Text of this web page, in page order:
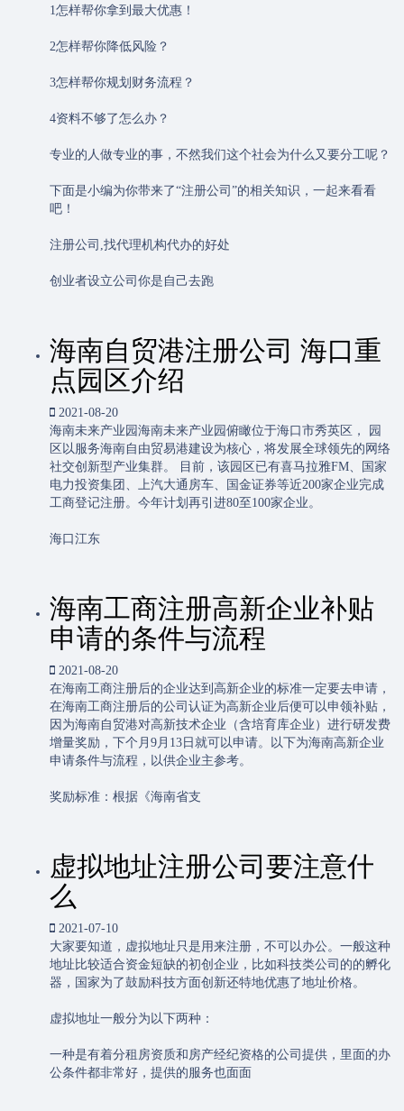
1怎样帮你拿到最大优惠！
2怎样帮你降低风险？
3怎样帮你规划财务流程？
4资料不够了怎么办？
专业的人做专业的事，不然我们这个社会为什么又要分工呢？
下面是小编为你带来了“注册公司”的相关知识，一起来看看
吧！
注册公司,找代理机构代办的好处
创业者设立公司你是自己去跑
海南自贸港注册公司 海口重
点园区介绍
2021-08-20
海南未来产业园海南未来产业园俯瞰位于海口市秀英区， 园
区以服务海南自由贸易港建设为核心，将发展全球领先的网络
社交创新型产业集群。 目前，该园区已有喜马拉雅FM、国家
电力投资集团、上汽大通房车、国金证券等近200家企业完成
工商登记注册。今年计划再引进80至100家企业。
海口江东
海南工商注册高新企业补贴
申请的条件与流程
2021-08-20
在海南工商注册后的企业达到高新企业的标准一定要去申请，
在海南工商注册后的公司认证为高新企业后便可以申领补贴，
因为海南自贸港对高新技术企业（含培育库企业）进行研发费
增量奖励，下个月9月13日就可以申请。以下为海南高新企业
申请条件与流程，以供企业主参考。
奖励标准：根据《海南省支
虚拟地址注册公司要注意什
么
2021-07-10
大家要知道，虚拟地址只是用来注册，不可以办公。一般这种
地址比较适合资金短缺的初创企业，比如科技类公司的的孵化
器，国家为了鼓励科技方面创新还特地优惠了地址价格。
虚拟地址一般分为以下两种：
一种是有着分租房资质和房产经纪资格的公司提供，里面的办
公条件都非常好，提供的服务也面面